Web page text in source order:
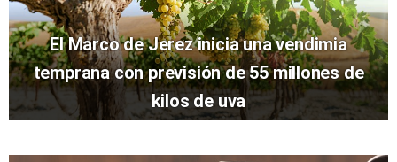
El Marco de Jerez inicia una vendimia
temprana con previsión de 55 millones de
kilos de uva